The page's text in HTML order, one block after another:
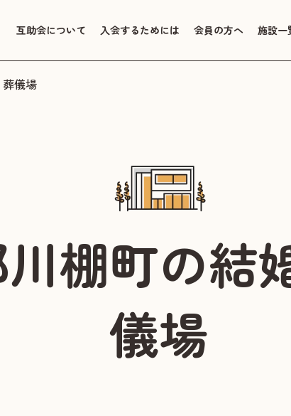
互助会について 入会するためには 会員の方へ 施設一
儀場
棚町の結
儀場